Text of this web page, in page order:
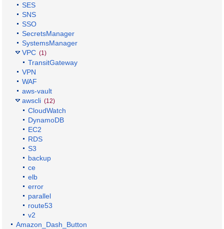
SES
SNS
SSO
SecretsManager
SystemsManager
VPC (1)
TransitGateway
VPN
WAF
aws-vault
awscli (12)
CloudWatch
DynamoDB
EC2
RDS
S3
backup
ce
elb
error
parallel
route53
v2
Amazon_Dash_Button